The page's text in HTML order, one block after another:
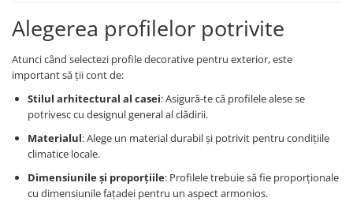
Alegerea profilelor potrivite
Atunci când selectezi profile decorative pentru exterior, este
important să ții cont de:
Stilul arhitectural al casei: Asigură-te că profilele alese se
potrivesc cu designul general al clădirii.
Materialul: Alege un material durabil și potrivit pentru condițiile
climatice locale.
Dimensiunile și proporțiile: Profilele trebuie să fie proporționale
cu dimensiunile fațadei pentru un aspect armonios.